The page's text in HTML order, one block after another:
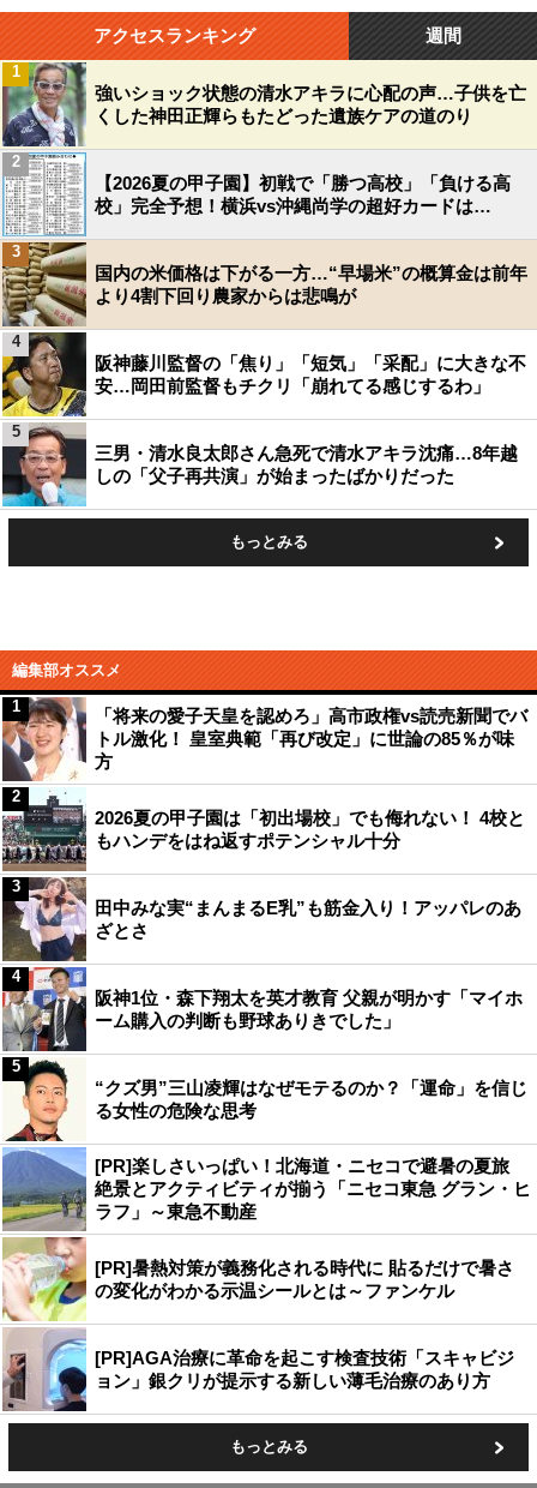
アクセスランキング 週間
強いショック状態の清水アキラに心配の声…子供を亡
くした神田正輝らもたどった遺族ケアの道のり
1
【2026夏の甲子園】初戦で「勝つ高校」「負ける高
校」完全予想！横浜vs沖縄尚学の超好カードは…
2
国内の米価格は下がる一方…“早場米”の概算金は前年
より4割下回り農家からは悲鳴が
3
阪神藤川監督の「焦り」「短気」「采配」に大きな不
安…岡田前監督もチクリ「崩れてる感じするわ」
4
三男・清水良太郎さん急死で清水アキラ沈痛…8年越
しの「父子再共演」が始まったばかりだった
5
もっとみる
編集部オススメ
「将来の愛子天皇を認めろ」高市政権vs読売新聞でバ
トル激化！ 皇室典範「再び改定」に世論の85％が味
方
1
2026夏の甲子園は「初出場校」でも侮れない！ 4校と
もハンデをはね返すポテンシャル十分
2
田中みな実“まんまるE乳”も筋金入り！アッパレのあ
ざとさ
3
阪神1位・森下翔太を英才教育 父親が明かす「マイホ
ーム購入の判断も野球ありきでした」
4
“クズ男”三山凌輝はなぜモテるのか？「運命」を信じ
る女性の危険な思考
5
[PR]楽しさいっぱい！北海道・ニセコで避暑の夏旅
絶景とアクティビティが揃う「ニセコ東急 グラン・ヒ
ラフ」～東急不動産
[PR]暑熱対策が義務化される時代に 貼るだけで暑さ
の変化がわかる示温シールとは～ファンケル
[PR]AGA治療に革命を起こす検査技術「スキャビジ
ョン」銀クリが提示する新しい薄毛治療のあり方
もっとみる